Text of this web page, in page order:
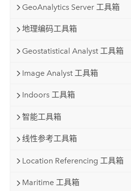
GeoAnalytics Server 工具箱
地理编码工具箱
Geostatistical Analyst 工具箱
Image Analyst 工具箱
Indoors 工具箱
智能工具箱
线性参考工具箱
Location Referencing 工具箱
Maritime 工具箱